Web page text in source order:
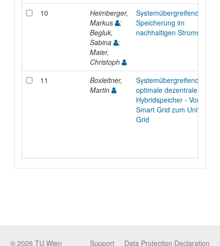
10
Heimberger,
Markus
;
Begluk,
Sabina
;
Maier,
Christoph
Systemübergreifende
Speicherung im
nachhaltigen Stromsystem
11
Boxleitner,
Martin
Systemübergreifende
optimale dezentrale
Hybridspeicher - Vom
Smart Grid zum Universal
Grid
© 2026 TU Wien Data Protection Declaration
Support